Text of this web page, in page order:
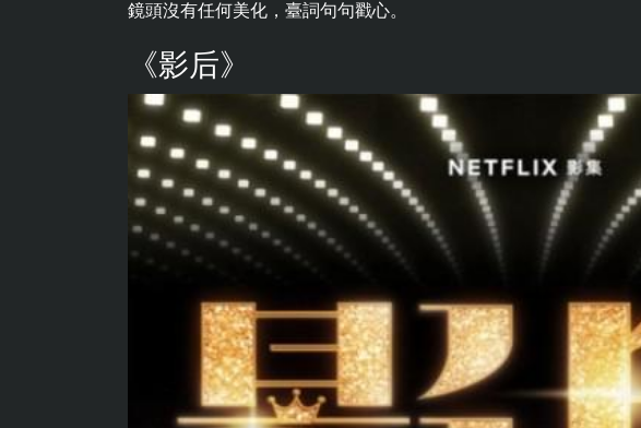
鏡頭沒有任何美化，臺詞句句戳心。
《影后》